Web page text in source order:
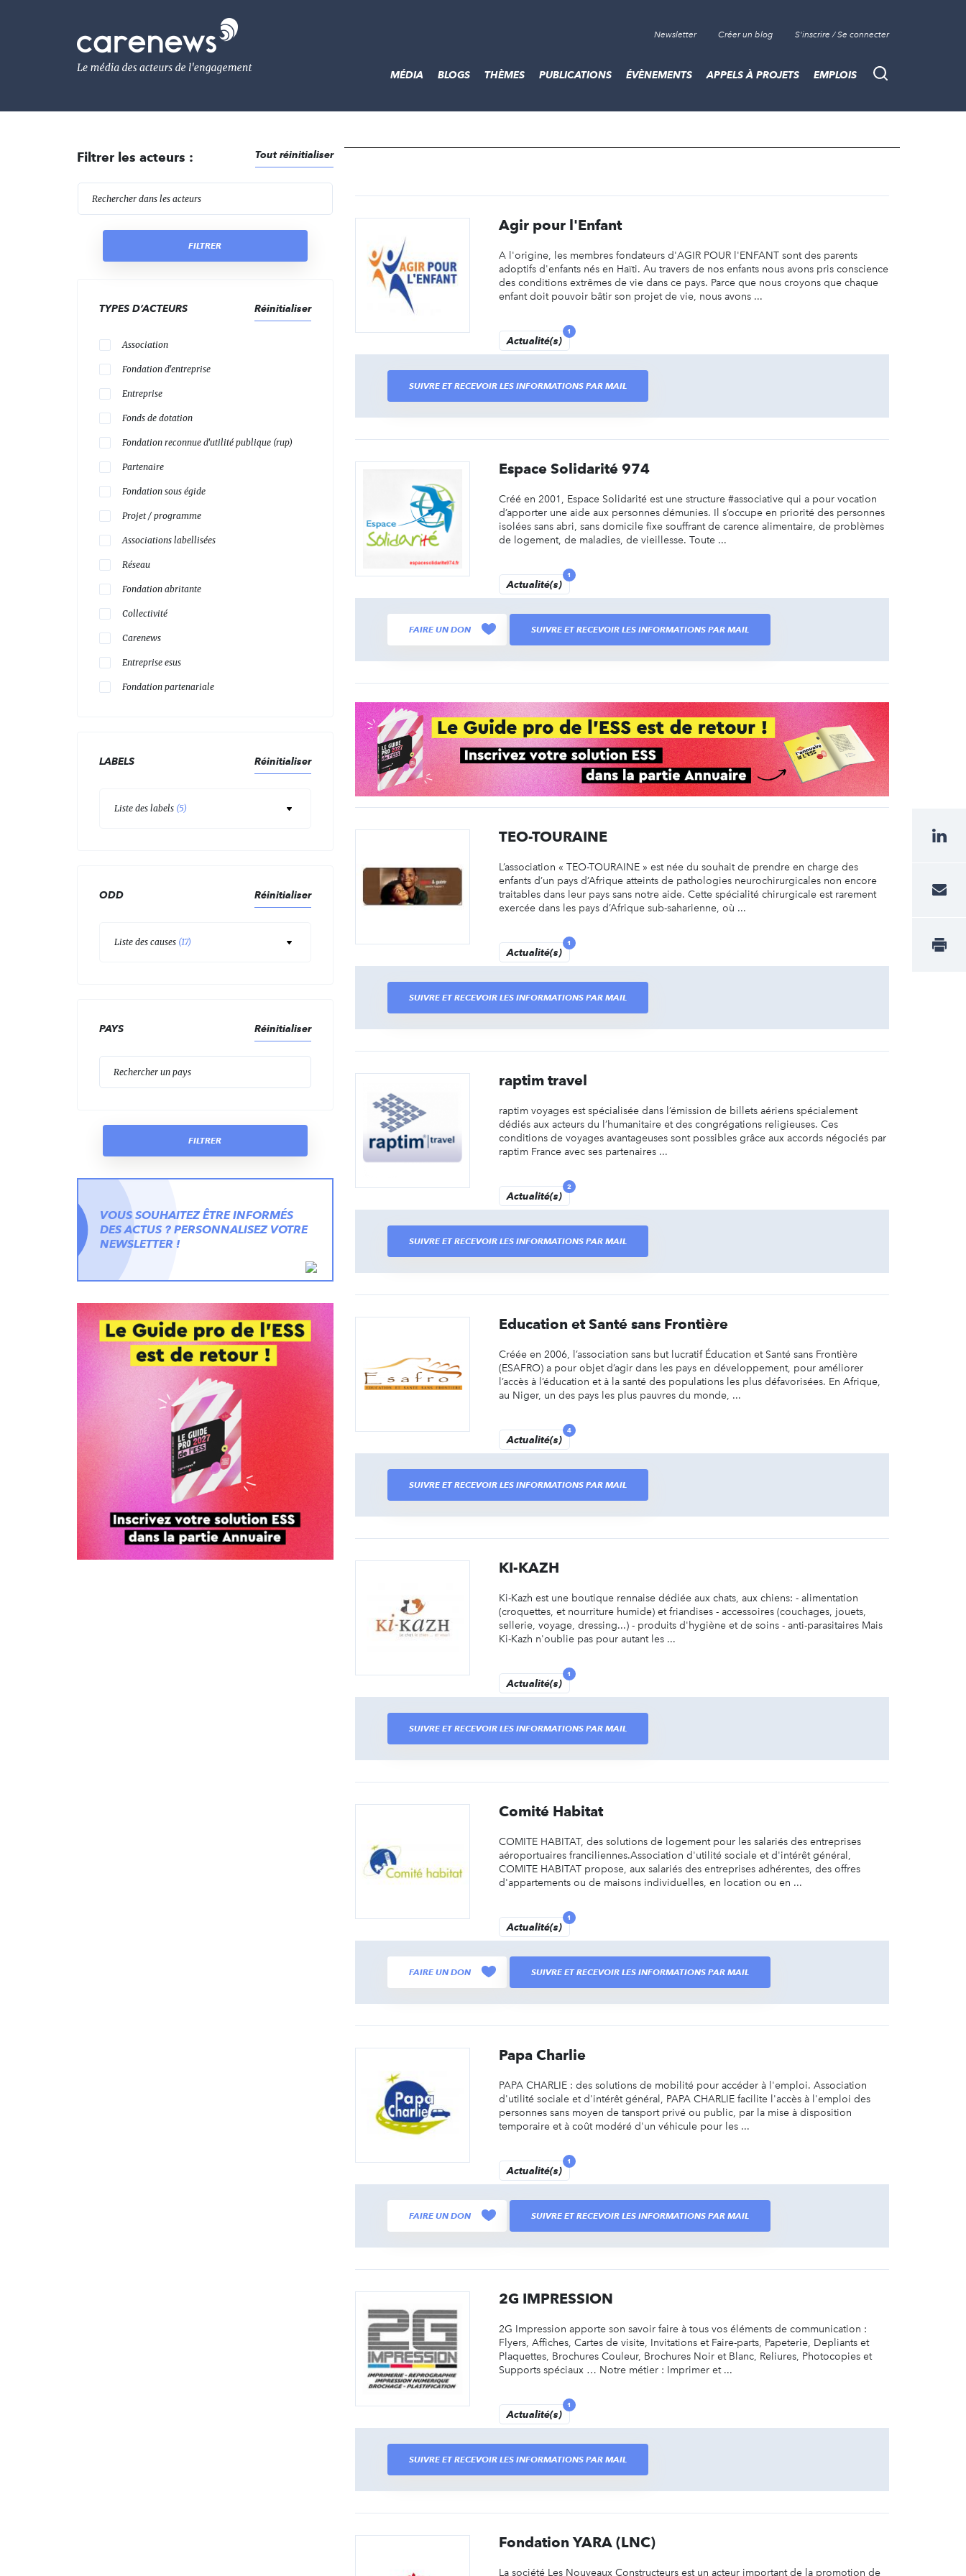
Le
média
de
Newsletter Créer un blog S'inscrire / Se connecter
Recherche
MÉDIA BLOGS THÈMES PUBLICATIONS ÉVÈNEMENTS APPELS À PROJETS EMPLOIS
Filtrer les acteurs : Tout réinitialiser
FILTRER
TYPES D’ACTEURS Réinitialiser
Association
Fondation d'entreprise
Entreprise
Fonds de dotation
Fondation reconnue d'utilité publique (rup)
Partenaire
Fondation sous égide
Projet / programme
Associations labellisées
Réseau
Fondation abritante
Collectivité
Carenews
Entreprise esus
Fondation partenariale
LABELS Réinitialiser
Liste des labels (5)
ODD Réinitialiser
Liste des causes (17)
PAYS Réinitialiser
FILTRER
VOUS SOUHAITEZ ÊTRE INFORMÉS
DES ACTUS ? PERSONNALISEZ VOTRE
NEWSLETTER !
Agir pour l'Enfant
A l'origine, les membres fondateurs d'AGIR POUR l'ENFANT sont des parents
adoptifs d'enfants nés en Haïti. Au travers de nos enfants nous avons pris conscience
des conditions extrêmes de vie dans ce pays. Parce que nous croyons que chaque
enfant doit pouvoir bâtir son projet de vie, nous avons ...
Actualité(s)
1
SUIVRE ET RECEVOIR LES INFORMATIONS PAR MAIL
Espace Solidarité 974
Créé en 2001, Espace Solidarité est une structure #associative qui a pour vocation
d’apporter une aide aux personnes démunies. Il s’occupe en priorité des personnes
isolées sans abri, sans domicile fixe souffrant de carence alimentaire, de problèmes
de logement, de maladies, de vieillesse. Toute ...
Actualité(s)
1
FAIRE UN DON SUIVRE ET RECEVOIR LES INFORMATIONS PAR MAIL
TEO-TOURAINE
L’association « TEO-TOURAINE » est née du souhait de prendre en charge des
enfants d’un pays d’Afrique atteints de pathologies neurochirurgicales non encore
traitables dans leur pays sans notre aide. Cette spécialité chirurgicale est rarement
exercée dans les pays d’Afrique sub-saharienne, où ...
Actualité(s)
1
SUIVRE ET RECEVOIR LES INFORMATIONS PAR MAIL
raptim travel
raptim voyages est spécialisée dans l’émission de billets aériens spécialement
dédiés aux acteurs du l’humanitaire et des congrégations religieuses. Ces
conditions de voyages avantageuses sont possibles grâce aux accords négociés par
raptim France avec ses partenaires ...
Actualité(s)
2
SUIVRE ET RECEVOIR LES INFORMATIONS PAR MAIL
Education et Santé sans Frontière
Créée en 2006, l’association sans but lucratif Éducation et Santé sans Frontière
(ESAFRO) a pour objet d’agir dans les pays en développement, pour améliorer
l’accès à l’éducation et à la santé des populations les plus défavorisées. En Afrique,
au Niger, un des pays les plus pauvres du monde, ...
Actualité(s)
4
SUIVRE ET RECEVOIR LES INFORMATIONS PAR MAIL
KI-KAZH
Ki-Kazh est une boutique rennaise dédiée aux chats, aux chiens: - alimentation
(croquettes, et nourriture humide) et friandises - accessoires (couchages, jouets,
sellerie, voyage, dressing...) - produits d'hygiène et de soins - anti-parasitaires Mais
Ki-Kazh n'oublie pas pour autant les ...
Actualité(s)
1
SUIVRE ET RECEVOIR LES INFORMATIONS PAR MAIL
Comité Habitat
COMITE HABITAT, des solutions de logement pour les salariés des entreprises
aéroportuaires franciliennes.Association d'utilité sociale et d'intérêt général,
COMITE HABITAT propose, aux salariés des entreprises adhérentes, des offres
d'appartements ou de maisons individuelles, en location ou en ...
Actualité(s)
1
FAIRE UN DON SUIVRE ET RECEVOIR LES INFORMATIONS PAR MAIL
Papa Charlie
PAPA CHARLIE : des solutions de mobilité pour accéder à l'emploi. Association
d'utilité sociale et d'intérêt général, PAPA CHARLIE facilite l'accès à l'emploi des
personnes sans moyen de tansport privé ou public, par la mise à disposition
temporaire et à coût modéré d'un véhicule pour les ...
Actualité(s)
1
FAIRE UN DON SUIVRE ET RECEVOIR LES INFORMATIONS PAR MAIL
2G IMPRESSION
2G Impression apporte son savoir faire à tous vos éléments de communication :
Flyers, Affiches, Cartes de visite, Invitations et Faire-parts, Papeterie, Depliants et
Plaquettes, Brochures Couleur, Brochures Noir et Blanc, Reliures, Photocopies et
Supports spéciaux … Notre métier : Imprimer et ...
Actualité(s)
1
SUIVRE ET RECEVOIR LES INFORMATIONS PAR MAIL
Fondation YARA (LNC)
La société Les Nouveaux Constructeurs est un acteur important de la promotion de